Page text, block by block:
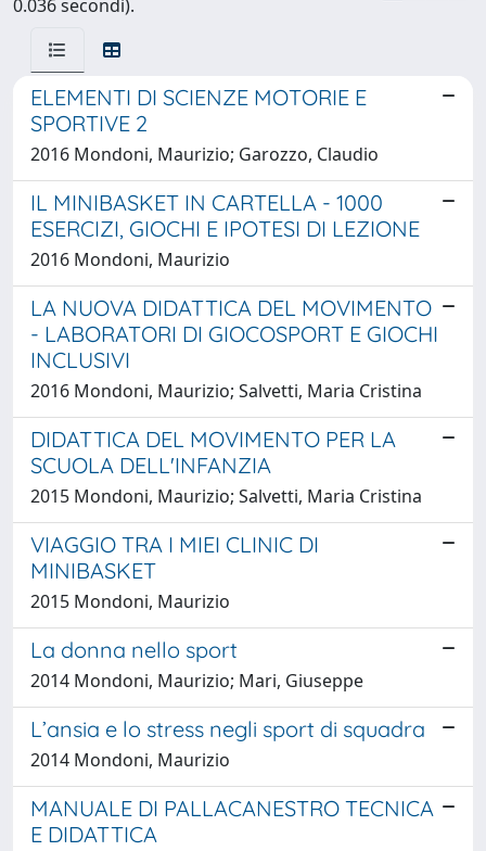
0.036 secondi).
ELEMENTI DI SCIENZE MOTORIE E
SPORTIVE 2
2016 Mondoni, Maurizio; Garozzo, Claudio
IL MINIBASKET IN CARTELLA - 1000
ESERCIZI, GIOCHI E IPOTESI DI LEZIONE
2016 Mondoni, Maurizio
LA NUOVA DIDATTICA DEL MOVIMENTO
- LABORATORI DI GIOCOSPORT E GIOCHI
INCLUSIVI
2016 Mondoni, Maurizio; Salvetti, Maria Cristina
DIDATTICA DEL MOVIMENTO PER LA
SCUOLA DELL'INFANZIA
2015 Mondoni, Maurizio; Salvetti, Maria Cristina
VIAGGIO TRA I MIEI CLINIC DI
MINIBASKET
2015 Mondoni, Maurizio
La donna nello sport
2014 Mondoni, Maurizio; Mari, Giuseppe
L’ansia e lo stress negli sport di squadra
2014 Mondoni, Maurizio
MANUALE DI PALLACANESTRO TECNICA
E DIDATTICA